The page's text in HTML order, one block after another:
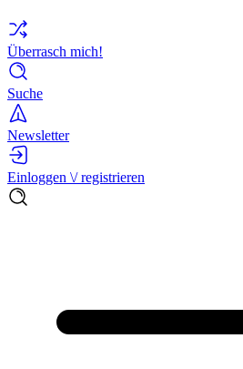
Überrasch mich!
Suche
Newsletter
Einloggen \/ registrieren